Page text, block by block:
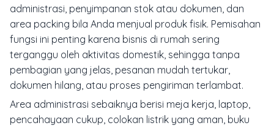
administrasi, penyimpanan stok atau dokumen, dan
area packing bila Anda menjual produk fisik. Pemisahan
fungsi ini penting karena bisnis di rumah sering
terganggu oleh aktivitas domestik, sehingga tanpa
pembagian yang jelas, pesanan mudah tertukar,
dokumen hilang, atau proses pengiriman terlambat.
Area administrasi sebaiknya berisi meja kerja, laptop,
pencahayaan cukup, colokan listrik yang aman, buku